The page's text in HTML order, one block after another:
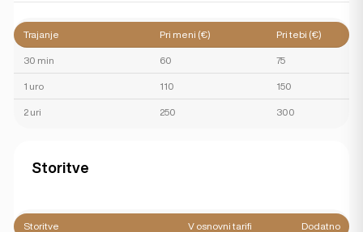
Trajanje Pri meni (€) Pri tebi (€)
30 min 60 75
1 uro 110 150
2 uri 250 300
Storitve
Storitve V osnovni tarifi Dodatno